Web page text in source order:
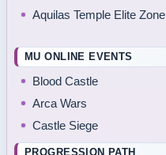
Aquilas Temple Elite Zone
MU ONLINE EVENTS
Blood Castle
Arca Wars
Castle Siege
PROGRESSION PATH